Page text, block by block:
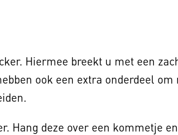
Hiermee breekt u met een
ook een extra onderdeel om
Hang deze over een kommetje